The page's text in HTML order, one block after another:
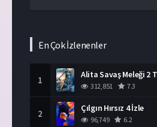
En Çok İzlenenler
1
312,851 7.3
2 Çılgın Hırsız 4 İzle
96,749 6.2